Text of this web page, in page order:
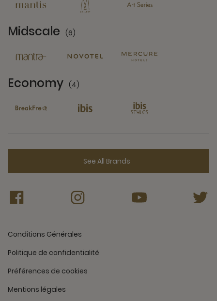
Midscale (6)
Economy (4)
See All Brands
Conditions Générales
Politique de confidentialité
Préférences de cookies
Mentions légales